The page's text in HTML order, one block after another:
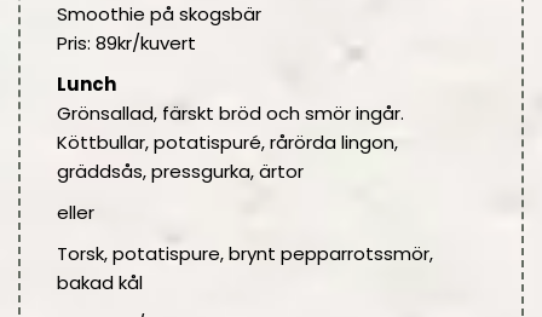
Smoothie på skogsbär
Pris: 89kr/kuvert
Lunch
Grönsallad, färskt bröd och smör ingår.
Köttbullar, potatispuré, rårörda lingon,
gräddsås, pressgurka, ärtor
eller
Torsk, potatispure, brynt pepparrotssmör,
bakad kål